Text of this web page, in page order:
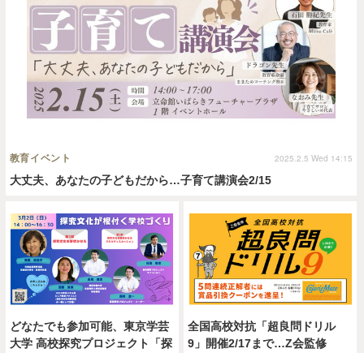
大丈夫、あなたの子どもだから…子育て講演会2/15
教育イベント 2025.2.5 Wed 14:15
どなたでも参加可能、東京学芸
大学 高校探究プロジェクト「探
全国高校対抗「超良問ドリル
9」開催2/17まで…Z会監修